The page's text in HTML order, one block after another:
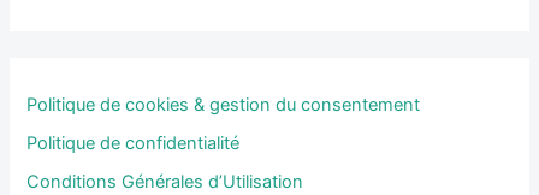
Politique de cookies & gestion du consentement
Politique de confidentialité
Conditions Générales d’Utilisation